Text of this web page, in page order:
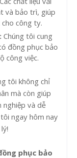
và bảo trì, giúp
công ty.
Chúng tôi cung
đồng phục bảo
công việc.
tôi không chỉ
mà còn giúp
nghiệp và dễ
ngay hôm nay
phục bảo